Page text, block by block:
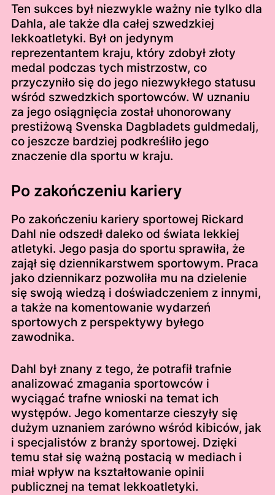
Ten sukces był niezwykle ważny nie tylko dla
Dahla, ale także dla całej szwedzkiej
lekkoatletyki. Był on jedynym
reprezentantem kraju, który zdobył złoty
medal podczas tych mistrzostw, co
przyczyniło się do jego niezwykłego statusu
wśród szwedzkich sportowców. W uznaniu
za jego osiągnięcia został uhonorowany
prestiżową Svenska Dagbladets guldmedalj,
co jeszcze bardziej podkreśliło jego
znaczenie dla sportu w kraju.
Po zakończeniu kariery
Po zakończeniu kariery sportowej Rickard
Dahl nie odszedł daleko od świata lekkiej
atletyki. Jego pasja do sportu sprawiła, że
zajął się dziennikarstwem sportowym. Praca
jako dziennikarz pozwoliła mu na dzielenie
się swoją wiedzą i doświadczeniem z innymi,
a także na komentowanie wydarzeń
sportowych z perspektywy byłego
zawodnika.
Dahl był znany z tego, że potrafił trafnie
analizować zmagania sportowców i
wyciągać trafne wnioski na temat ich
występów. Jego komentarze cieszyły się
dużym uznaniem zarówno wśród kibiców, jak
i specjalistów z branży sportowej. Dzięki
temu stał się ważną postacią w mediach i
miał wpływ na kształtowanie opinii
publicznej na temat lekkoatletyki.